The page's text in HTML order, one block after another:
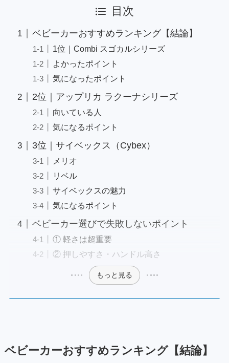
目次
ベビーカーおすすめランキング【結論】
1位｜Combi スゴカルシリーズ
よかったポイント
気になったポイント
2位｜アップリカ ラクーナシリーズ
向いている人
気になるポイント
3位｜サイベックス（Cybex）
メリオ
リベル
サイベックスの魅力
気になるポイント
ベビーカー選びで失敗しないポイント
① 軽さは超重要
② 押しやすさ・ハンドル高さ
もっと見る
ベビーカーおすすめランキング【結論】